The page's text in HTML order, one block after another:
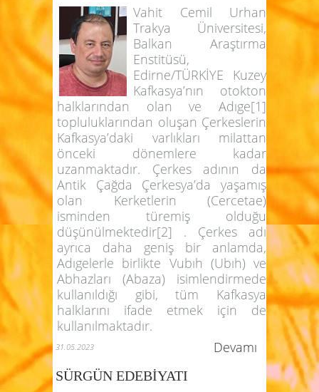
Vahit Cemil Urhan
Trakya Üniversitesi,
Balkan Araştırma
Enstitüsü,
Edirne/TÜRKİYE Kuzey
Kafkasya’nın otokton
halklarından olan ve Adıge[1]
topluluklarından oluşan Çerkeslerin
Kafkasya’daki varlıkları milattan
önceki dönemlere kadar
uzanmaktadır. Çerkes adının da
Antik Çağda Çerkesya’da yaşamış
olan Kerketlerin (Cercetae)
isminden türemiş olduğu
düşünülmektedir[2] . Çerkes adı
ayrıca daha geniş bir anlamda,
Adıgelerle birlikte Vubıh (Ubıh) ve
Abhazları (Abaza) isimlendirmede
kullanıldığı gibi, tüm Kafkasya
halklarını ifade etmek için de
kullanılmaktadır.
31.05.2023 Devamı
SÜRGÜN EDEBİYATI